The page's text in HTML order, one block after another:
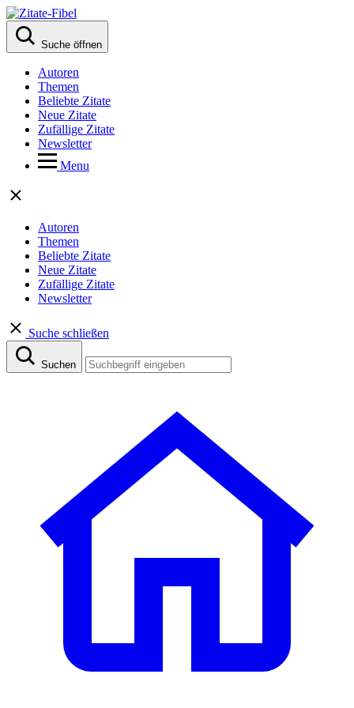
Suche öffnen
Autoren
Themen
Beliebte Zitate
Neue Zitate
Zufällige Zitate
Newsletter
Menu
Autoren
Themen
Beliebte Zitate
Neue Zitate
Zufällige Zitate
Newsletter
Suche schließen
Suchen